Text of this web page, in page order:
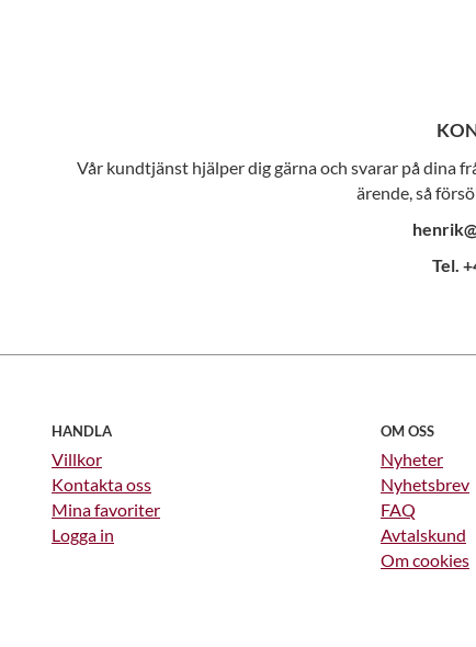
Vår kundtjänst hjälper dig gärna och svarar på dina
ärende, så
Tel.
HANDLA
Villkor
Kontakta oss
Mina favoriter
Logga in
OM OSS
Nyheter
Nyhetsbrev
FAQ
Avtalskund
Om cookies